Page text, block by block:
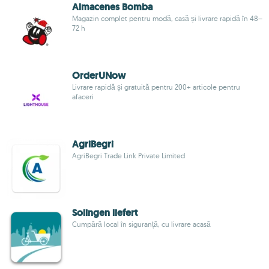
Almacenes Bomba
Magazin complet pentru modă, casă și livrare rapidă în 48–
72 h
OrderUNow
Livrare rapidă și gratuită pentru 200+ articole pentru
afaceri
AgriBegri
AgriBegri Trade Link Private Limited
Solingen liefert
Cumpără local în siguranță, cu livrare acasă